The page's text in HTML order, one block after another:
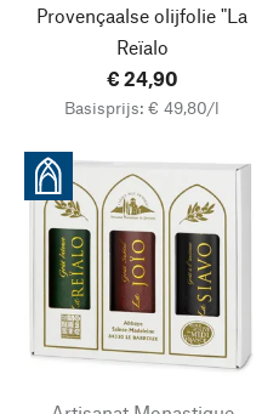
Provençaalse olijfolie "La
Reïalo
€ 24,90
Basisprijs: € 49,80/l